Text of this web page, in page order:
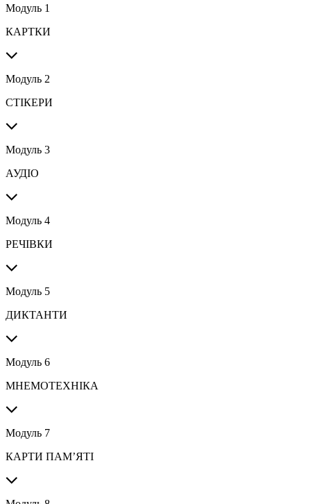
Модуль 1
КАРТКИ
Модуль 2
СТІКЕРИ
Модуль 3
АУДІО
Модуль 4
РЕЧІВКИ
Модуль 5
ДИКТАНТИ
Модуль 6
МНЕМОТЕХНІКА
Модуль 7
КАРТИ ПАМ’ЯТІ